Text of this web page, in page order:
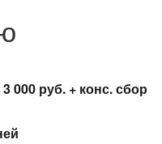
3000 руб. + конс. сбор